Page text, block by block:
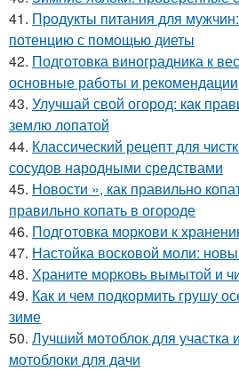
41. Продукты питания для
потенцию с помощью диеты
42. Подготовка виноградника к
основные работы и рекомендации
43. Улучшай свой огород: как
землю лопатой
44. Классический рецепт для
сосудов народными средствами
45. Новости », как правильно
правильно копать в огороде
46. Подготовка моркови к
47. Настойка восковой моли:
48. Храните морковь вымытой и
49. Как и чем подкормить грушу
зиме
50. Лучший мотоблок для участка
мотоблоки для дачи